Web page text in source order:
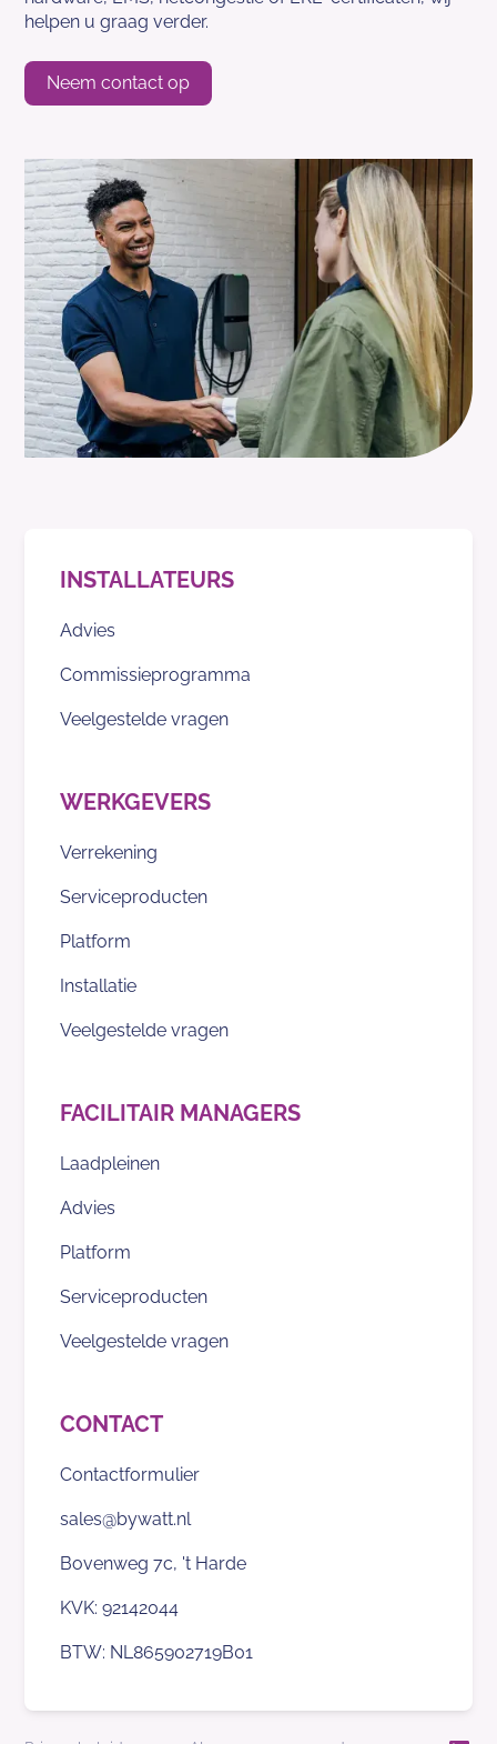
helpen u graag verder.
Neem contact op
INSTALLATEURS
Advies
Commissieprogramma
Veelgestelde vragen
WERKGEVERS
Verrekening
Serviceproducten
Platform
Installatie
Veelgestelde vragen
FACILITAIR MANAGERS
Laadpleinen
Advies
Platform
Serviceproducten
Veelgestelde vragen
CONTACT
Contactformulier
sales@bywatt.nl
Bovenweg 7c, 't Harde
KVK: 92142044
BTW: NL865902719B01